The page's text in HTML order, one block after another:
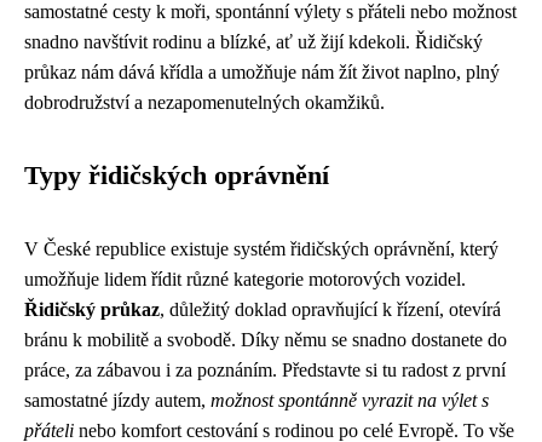
samostatné cesty k moři, spontánní výlety s přáteli nebo možnost
snadno navštívit rodinu a blízké, ať už žijí kdekoli. Řidičský
průkaz nám dává křídla a umožňuje nám žít život naplno, plný
dobrodružství a nezapomenutelných okamžiků.
Typy řidičských oprávnění
V České republice existuje systém řidičských oprávnění, který
umožňuje lidem řídit různé kategorie motorových vozidel.
Řidičský průkaz, důležitý doklad opravňující k řízení, otevírá
bránu k mobilitě a svobodě. Díky němu se snadno dostanete do
práce, za zábavou i za poznáním. Představte si tu radost z první
samostatné jízdy autem, možnost spontánně vyrazit na výlet s
přáteli nebo komfort cestování s rodinou po celé Evropě. To vše